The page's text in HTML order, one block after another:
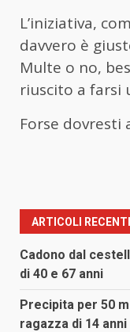
L’iniziativa,
davvero è
Multe o no,
riuscito a farsi
Forse dovresti
ARTICOLI RECENTI
Cadono dal
di 40 e 67 anni
Precipita per 50
ragazza di 14 anni